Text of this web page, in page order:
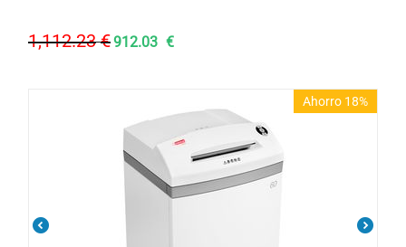
1,112.23 €912.03 €
Ahorro 18%